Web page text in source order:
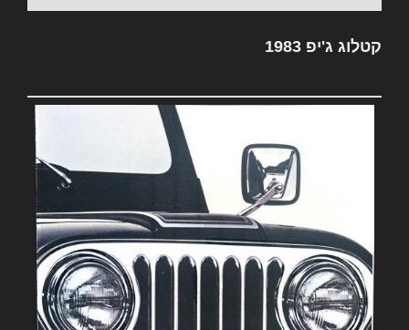
קטלוג ג'יפ 1983